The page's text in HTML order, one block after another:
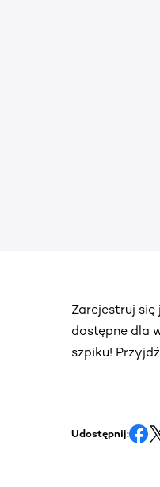
Zarejestruj
dostępne dla
szpiku!
Udostępnij: